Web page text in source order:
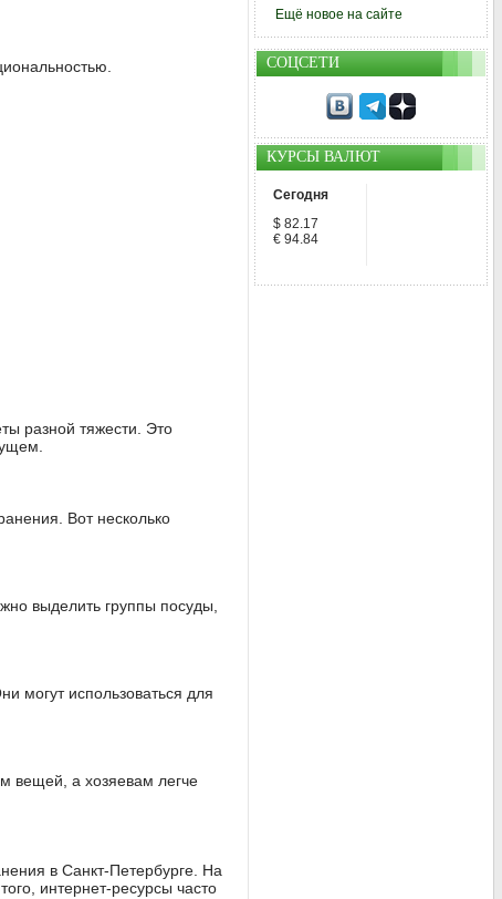
разной тяжести. Это
Вот несколько
выделить группы посуды,
могут использоваться для
вещей, а хозяевам легче
в Санкт-Петербурге. На
интернет-ресурсы часто
Ещё новое на сайте
СОЦСЕТИ
КУРСЫ ВАЛЮТ
Сегодня
$ 82.17
€ 94.84